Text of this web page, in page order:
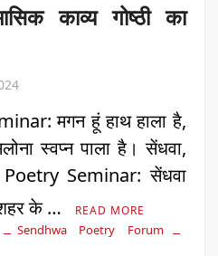
काव्य गोष्ठी का
मगन हूं हाथ हाला है,
स्वप्न पाला है। सेंधवा,
Seminar: सेंधवा
के …
READ MORE
Sendhwa Poetry Forum